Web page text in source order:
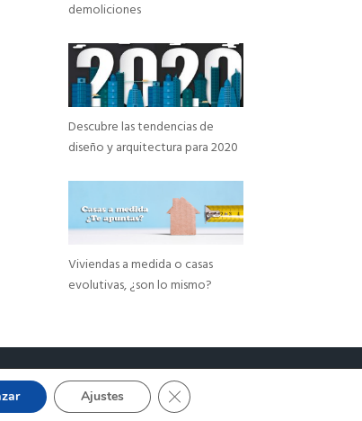
demoliciones
Descubre las tendencias de
diseño y arquitectura para 2020
Viviendas a medida o casas
evolutivas, ¿son lo mismo?
Ajustes Cerrar el banner de cookies